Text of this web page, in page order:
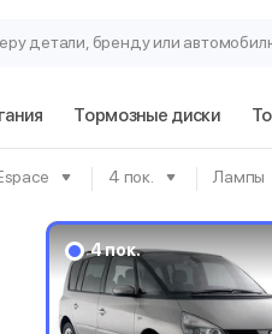
детали, бренду или
Тормозные диски
4 пок. Лампы
4 пок.